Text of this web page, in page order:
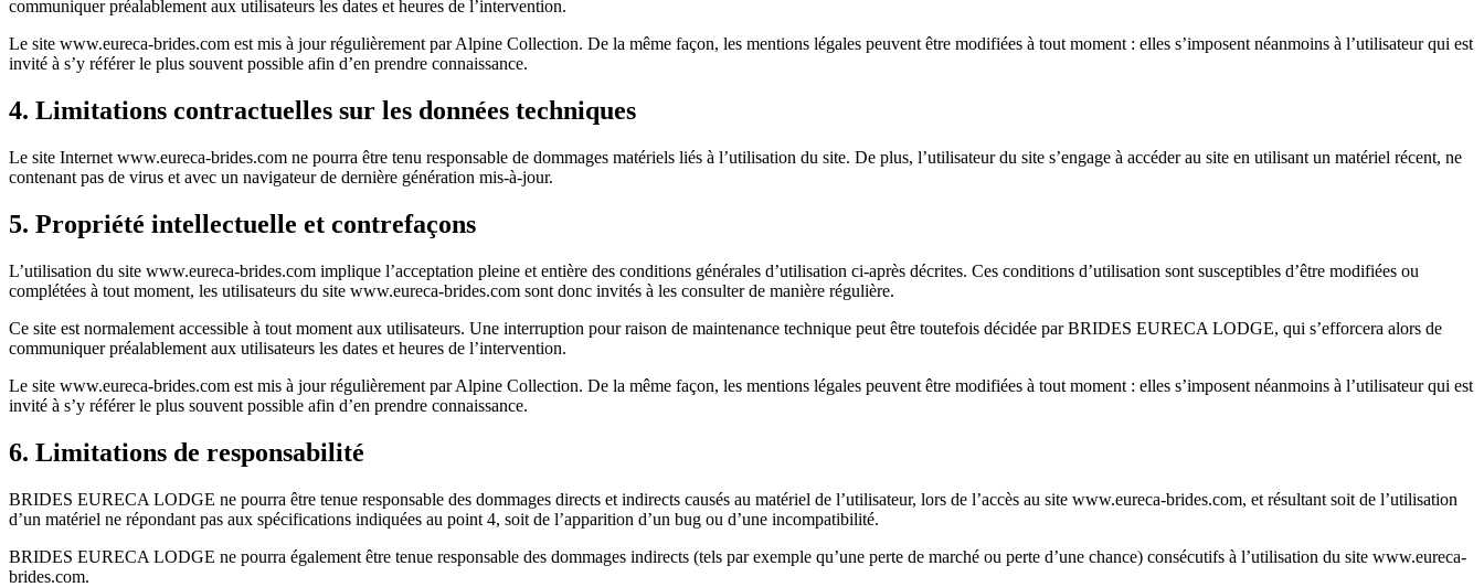
communiquer préalablement aux utilisateurs les dates et heures de l’intervention.
Le site www.eureca-brides.com est mis à jour régulièrement par Alpine Collection. De la même façon, les mentions légales peuvent être modifiées à tout moment : elles s’imposent néanmoins à l’utilisateur qui est
invité à s’y référer le plus souvent possible afin d’en prendre connaissance.
4. Limitations contractuelles sur les données techniques
Le site Internet www.eureca-brides.com ne pourra être tenu responsable de dommages matériels liés à l’utilisation du site. De plus, l’utilisateur du site s’engage à accéder au site en utilisant un matériel récent, ne
contenant pas de virus et avec un navigateur de dernière génération mis-à-jour.
5. Propriété intellectuelle et contrefaçons
L’utilisation du site www.eureca-brides.com implique l’acceptation pleine et entière des conditions générales d’utilisation ci-après décrites. Ces conditions d’utilisation sont susceptibles d’être modifiées ou
complétées à tout moment, les utilisateurs du site www.eureca-brides.com sont donc invités à les consulter de manière régulière.
Ce site est normalement accessible à tout moment aux utilisateurs. Une interruption pour raison de maintenance technique peut être toutefois décidée par BRIDES EURECA LODGE, qui s’efforcera alors de
communiquer préalablement aux utilisateurs les dates et heures de l’intervention.
Le site www.eureca-brides.com est mis à jour régulièrement par Alpine Collection. De la même façon, les mentions légales peuvent être modifiées à tout moment : elles s’imposent néanmoins à l’utilisateur qui est
invité à s’y référer le plus souvent possible afin d’en prendre connaissance.
6. Limitations de responsabilité
BRIDES EURECA LODGE ne pourra être tenue responsable des dommages directs et indirects causés au matériel de l’utilisateur, lors de l’accès au site www.eureca-brides.com, et résultant soit de l’utilisation
d’un matériel ne répondant pas aux spécifications indiquées au point 4, soit de l’apparition d’un bug ou d’une incompatibilité.
BRIDES EURECA LODGE ne pourra également être tenue responsable des dommages indirects (tels par exemple qu’une perte de marché ou perte d’une chance) consécutifs à l’utilisation du site www.eureca-
brides.com.